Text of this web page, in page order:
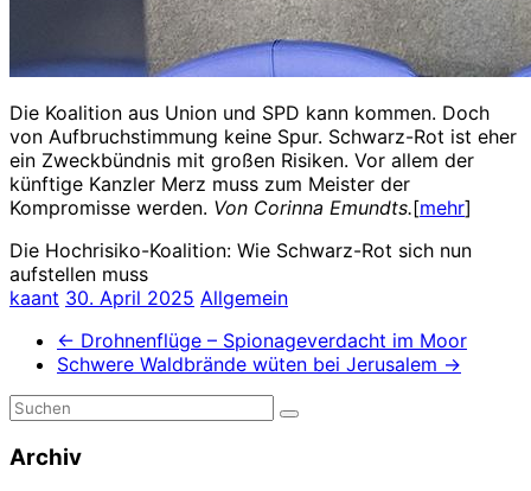
Die Koalition aus Union und SPD kann kommen. Doch
von Aufbruchstimmung keine Spur. Schwarz-Rot ist eher
ein Zweckbündnis mit großen Risiken. Vor allem der
künftige Kanzler Merz muss zum Meister der
Kompromisse werden. Von Corinna Emundts.[mehr]
Die Hochrisiko-Koalition: Wie Schwarz-Rot sich nun
aufstellen muss
kaant 30. April 2025 Allgemein
← Drohnenflüge – Spionageverdacht im Moor
Schwere Waldbrände wüten bei Jerusalem →
Archiv